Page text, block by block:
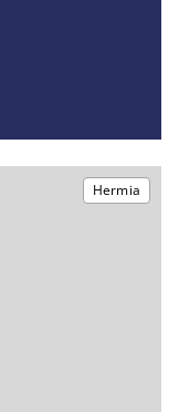
Hermia